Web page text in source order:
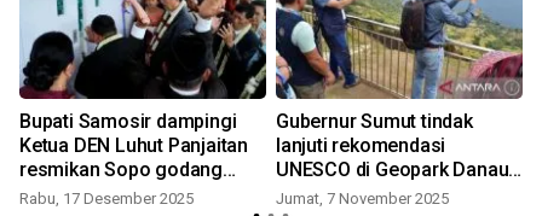
Bupati Samosir dampingi
Ketua DEN Luhut Panjaitan
resmikan Sopo godang
(Mamre) HKBP Nainggolan
Rabu, 17 Desember 2025
Gubernur Sumut tindak
lanjuti rekomendasi
UNESCO di Geopark Danau
Toba
Jumat, 7 November 2025